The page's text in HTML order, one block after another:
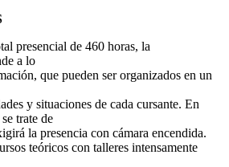
presencial de 460 horas, la
a lo
que pueden ser organizados en un
y situaciones de cada cursante. En
trate de
la presencia con cámara encendida.
teóricos con talleres intensamente